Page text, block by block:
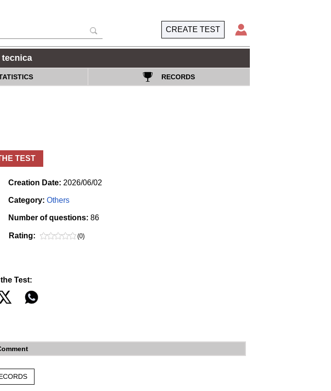
CREATE TEST
RECORDS
TEST
Creation Date: 2026/06/02
Category: Others
Number of questions: 86
Rating: (0)
Test: